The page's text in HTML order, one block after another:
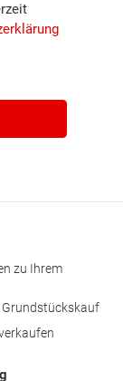
zu Ihrem
Grundstückskauf